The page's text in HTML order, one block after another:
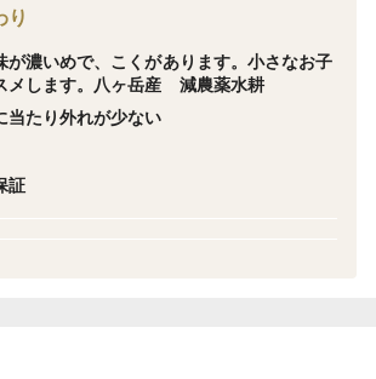
に出会っても、次行ったら売ってない
食べ方ランキング⭐️
り
が濃いめで、こくがあります。小さなお子
メします。八ヶ岳産 減農薬水耕
当たり外れが少ない
証